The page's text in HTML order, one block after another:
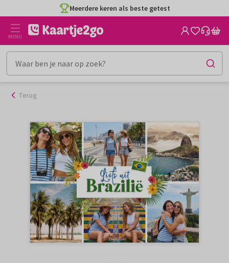
naar
inhoud
Meerdere keren als beste getest
MENU
Terug